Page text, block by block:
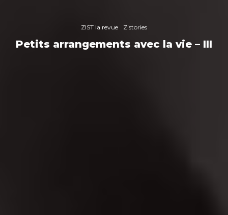
ZIST la revue Zistories
Petits arrangements avec la vie – III